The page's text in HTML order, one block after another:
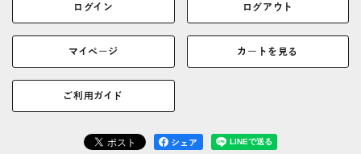
ログイン ログアウト
マイページ カートを見る
ご利用ガイド
シェア